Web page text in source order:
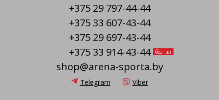
+375 29 797-44-44
+375 33 607-43-44
+375 29 697-43-44
+375 33 914-43-44
безнал
shop@arena-sporta.by
Telegram Viber